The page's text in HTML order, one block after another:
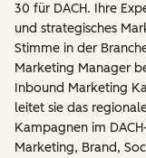
30 für DACH. Ihre
und strategisches
Stimme in der
Marketing Manager
Inbound Marketing
leitet sie das
Kampagnen im
Marketing, Brand,